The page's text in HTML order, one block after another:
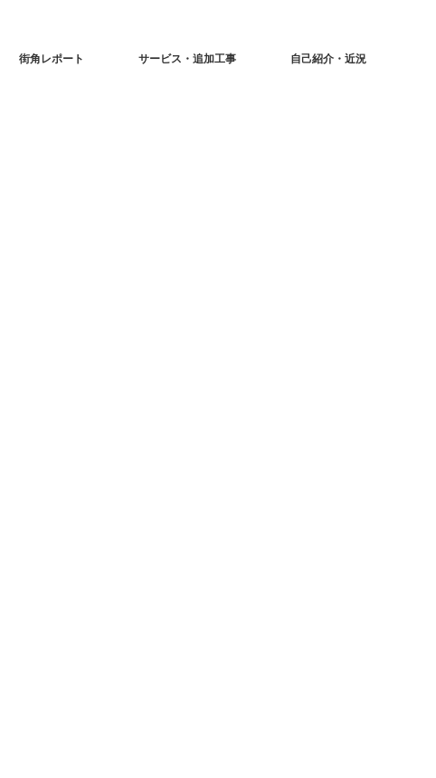
街角レポート サービス・追加工事 自己紹介・近況